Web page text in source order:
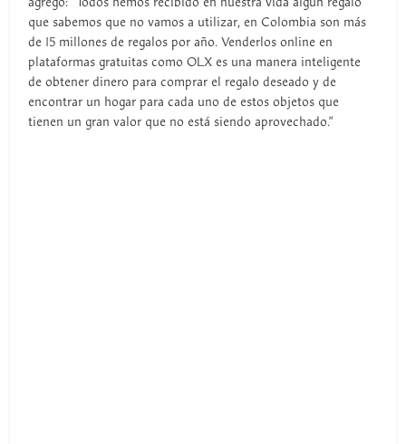
que sabemos que no vamos a utilizar, en Colombia son más
de 15 millones de regalos por año. Venderlos online en
plataformas gratuitas como OLX es una manera inteligente
de obtener dinero para comprar el regalo deseado y de
encontrar un hogar para cada uno de estos objetos que
tienen un gran valor que no está siendo aprovechado.”